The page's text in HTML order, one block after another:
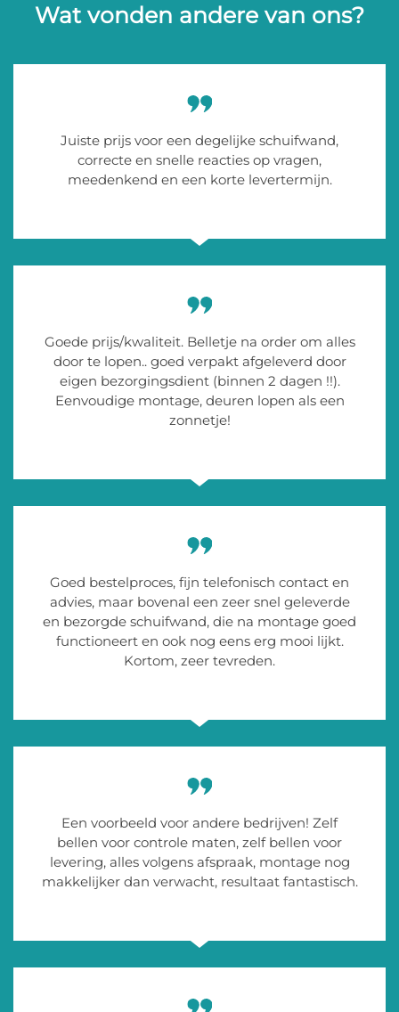
Wat vonden andere van ons?
Juiste prijs voor een degelijke schuifwand,
correcte en snelle reacties op vragen,
meedenkend en een korte levertermijn.
Goede prijs/kwaliteit. Belletje na order om alles
door te lopen.. goed verpakt afgeleverd door
eigen bezorgingsdient (binnen 2 dagen !!).
Eenvoudige montage, deuren lopen als een
zonnetje!
Goed bestelproces, fijn telefonisch contact en
advies, maar bovenal een zeer snel geleverde
en bezorgde schuifwand, die na montage goed
functioneert en ook nog eens erg mooi lijkt.
Kortom, zeer tevreden.
Een voorbeeld voor andere bedrijven! Zelf
bellen voor controle maten, zelf bellen voor
levering, alles volgens afspraak, montage nog
makkelijker dan verwacht, resultaat fantastisch.